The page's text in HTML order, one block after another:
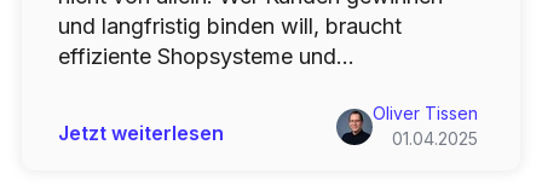
Oliver Tissen
01.04.2025
und langfristig binden will, braucht
effiziente Shopsysteme und...
Jetzt weiterlesen